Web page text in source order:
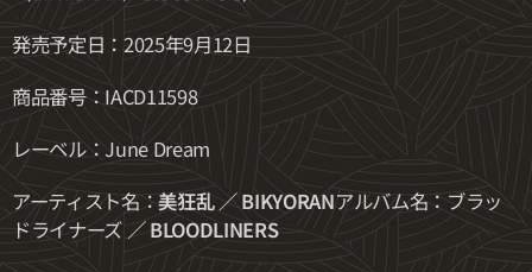
発売予定日：2025年9月12日
商品番号：IACD11598
レーベル：June Dream
アーティスト名：美狂乱 ／BIKYORANアルバム名：ブラッ
ドライナーズ ／BLOODLINERS